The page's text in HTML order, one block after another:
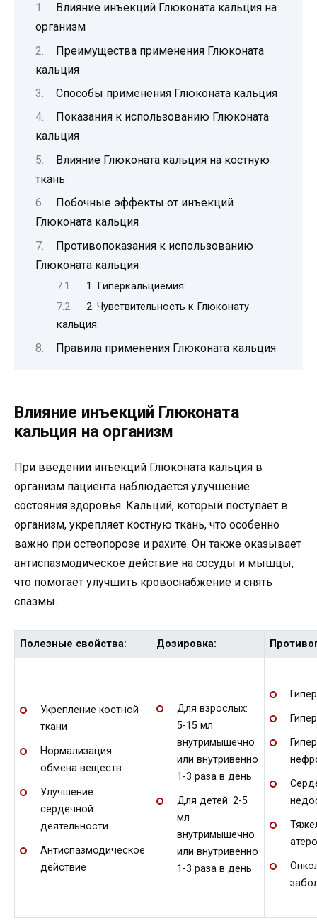
Влияние инъекций Глюконата кальция на
организм
Преимущества применения Глюконата
кальция
Способы применения Глюконата кальция
Показания к использованию Глюконата
кальция
Влияние Глюконата кальция на костную
ткань
Побочные эффекты от инъекций
Глюконата кальция
Противопоказания к использованию
Глюконата кальция
1. Гиперкальциемия:
2. Чувствительность к Глюконату
кальция:
Правила применения Глюконата кальция
Влияние инъекций Глюконата
кальция на организм
При введении инъекций Глюконата кальция в
организм пациента наблюдается улучшение
состояния здоровья. Кальций, который поступает в
организм, укрепляет костную ткань, что особенно
важно при остеопорозе и рахите. Он также оказывает
антиспазмодическое действие на сосуды и мышцы,
что помогает улучшить кровоснабжение и снять
спазмы.
Полезные свойства: Дозировка:
Укрепление костной
ткани
Нормализация
обмена веществ
Улучшение
сердечной
деятельности
Антиспазмодическое
действие
Для взрослых:
5-15 мл
внутримышечно
или внутривенно
1-3 раза в день
Для детей: 2-5
мл
внутримышечно
или внутривенно
1-3 раза в день